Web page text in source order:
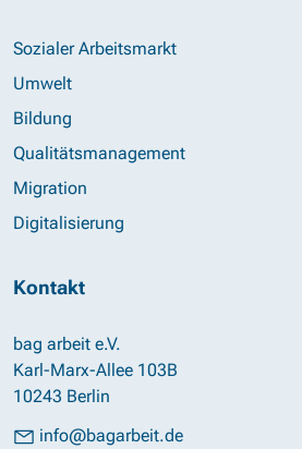
Sozialer Arbeitsmarkt
Umwelt
Bildung
Qualitätsmanagement
Migration
Digitalisierung
Kontakt
bag arbeit e.V.
Karl-Marx-Allee 103B
10243 Berlin
info@bagarbeit.de